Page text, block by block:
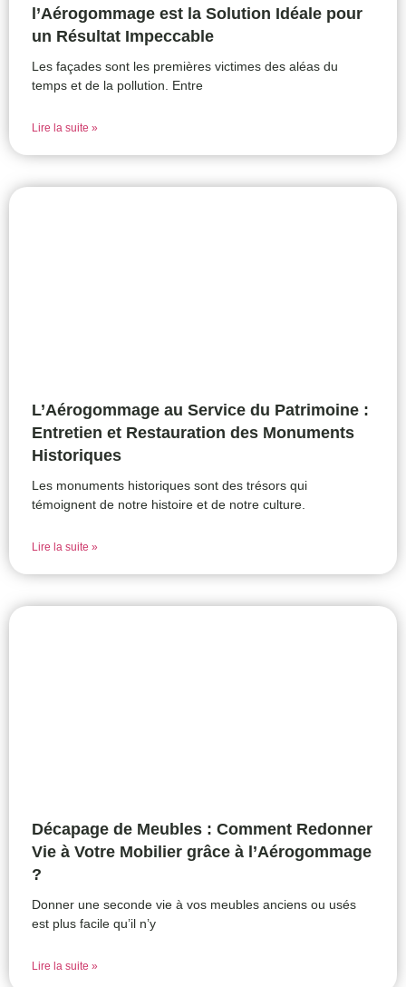
l’Aérogommage est la Solution Idéale pour
un Résultat Impeccable
Les façades sont les premières victimes des aléas du
temps et de la pollution. Entre
Lire la suite »
L’Aérogommage au Service du Patrimoine :
Entretien et Restauration des Monuments
Historiques
Les monuments historiques sont des trésors qui
témoignent de notre histoire et de notre culture.
Lire la suite »
Décapage de Meubles : Comment Redonner
Vie à Votre Mobilier grâce à l’Aérogommage
?
Donner une seconde vie à vos meubles anciens ou usés
est plus facile qu’il n’y
Lire la suite »